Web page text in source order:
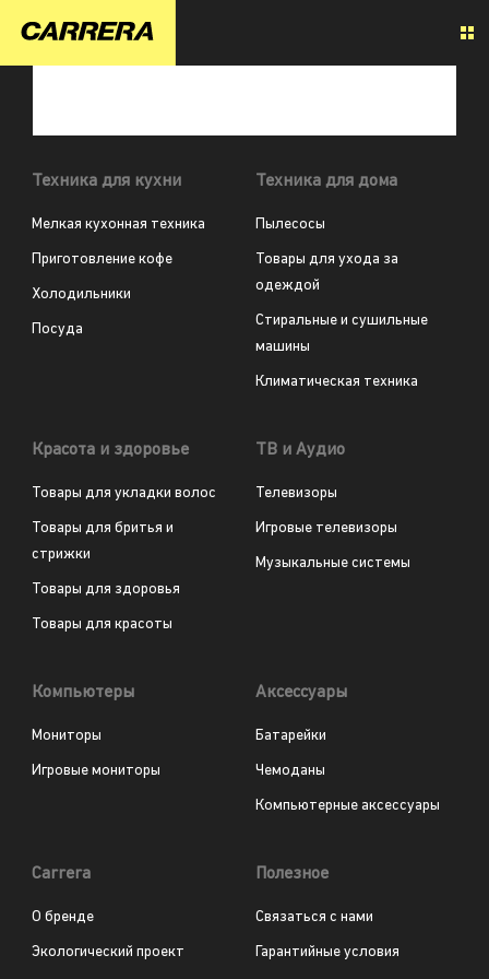
Техника для кухни
Мелкая кухонная техника
Приготовление кофе
Холодильники
Посуда
Техника для дома
Пылесосы
Товары для ухода за
одеждой
Стиральные и сушильные
машины
Климатическая техника
Красота и здоровье
Товары для укладки волос
Товары для бритья и
стрижки
Товары для здоровья
Товары для красоты
ТВ и Аудио
Телевизоры
Игровые телевизоры
Музыкальные системы
Компьютеры
Мониторы
Игровые мониторы
Аксессуары
Батарейки
Чемоданы
Компьютерные аксессуары
Carrera
О бренде
Экологический проект
Полезное
Связаться с нами
Гарантийные условия